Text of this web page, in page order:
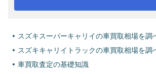
スズキスーパーキャリイの車買取相場を調
スズキキャリイトラックの車買取相場を調
車買取査定の基礎知識